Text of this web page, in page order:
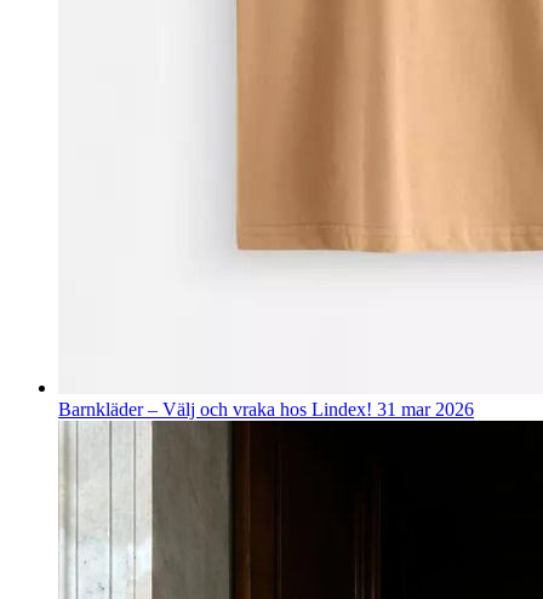
Barnkläder – Välj och vraka hos Lindex! 31 mar 2026